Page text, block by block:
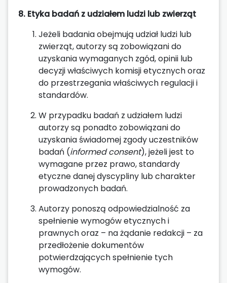
8. Etyka badań z udziałem ludzi lub zwierząt
Jeżeli badania obejmują udział ludzi lub
zwierząt, autorzy są zobowiązani do
uzyskania wymaganych zgód, opinii lub
decyzji właściwych komisji etycznych oraz
do przestrzegania właściwych regulacji i
standardów.
W przypadku badań z udziałem ludzi
autorzy są ponadto zobowiązani do
uzyskania świadomej zgody uczestników
badań (informed consent), jeżeli jest to
wymagane przez prawo, standardy
etyczne danej dyscypliny lub charakter
prowadzonych badań.
Autorzy ponoszą odpowiedzialność za
spełnienie wymogów etycznych i
prawnych oraz – na żądanie redakcji – za
przedłożenie dokumentów
potwierdzających spełnienie tych
wymogów.